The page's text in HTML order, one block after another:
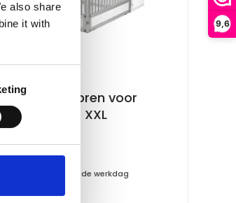
also share
it with
9,6
Uitloopren voor
maat XXL
voorraad
15:00 besteld, zelfde werkdag